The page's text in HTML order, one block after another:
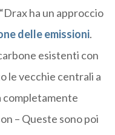
ha un approccio
delle emissioni.
esistenti con
le vecchie centrali a
completamente
– Queste sono poi